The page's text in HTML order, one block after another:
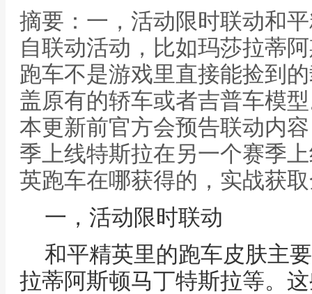
摘要：一，活动限时联动和
自联动活动，比如玛莎拉蒂
跑车不是游戏里直接能捡到
盖原有的轿车或者吉普车模
本更新前官方会预告联动内
季上线特斯拉在另一个赛季
英跑车在哪获得的，实战获
一，活动限时联动
和平精英里的跑车皮肤主
拉蒂阿斯顿马丁特斯拉等。